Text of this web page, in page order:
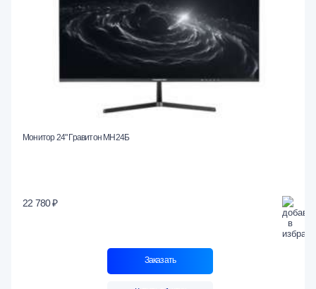
Монитор 24" Гравитон МН24Б
22 780 ₽
Заказать